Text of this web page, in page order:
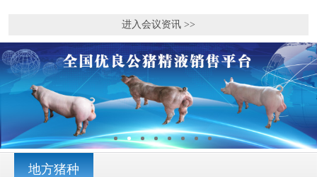
进入会议资讯 >>
地方猪种